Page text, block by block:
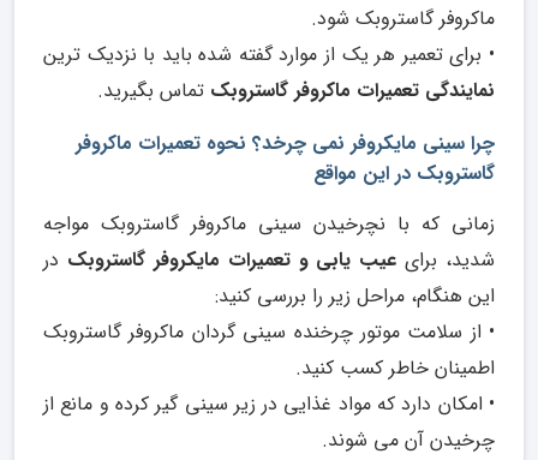
ماکروفر گاستروبک شود.
• برای تعمیر هر یک از موارد گفته شده باید با نزدیک ترین
نمایندگی تعمیرات ماکروفر گاستروبک تماس بگیرید.
چرا سینی مایکروفر نمی چرخد؟ نحوه تعمیرات ماکروفر
گاستروبک در این مواقع
زمانی که با نچرخیدن سینی ماکروفر گاستروبک مواجه
شدید، برای عیب یابی و تعمیرات مایکروفر گاستروبک در
این هنگام، مراحل زیر را بررسی کنید:
• از سلامت موتور چرخنده سینی گردان ماکروفر گاستروبک
اطمینان خاطر کسب کنید.
• امکان دارد که مواد غذایی در زیر سینی گیر کرده و مانع از
چرخیدن آن می شوند.